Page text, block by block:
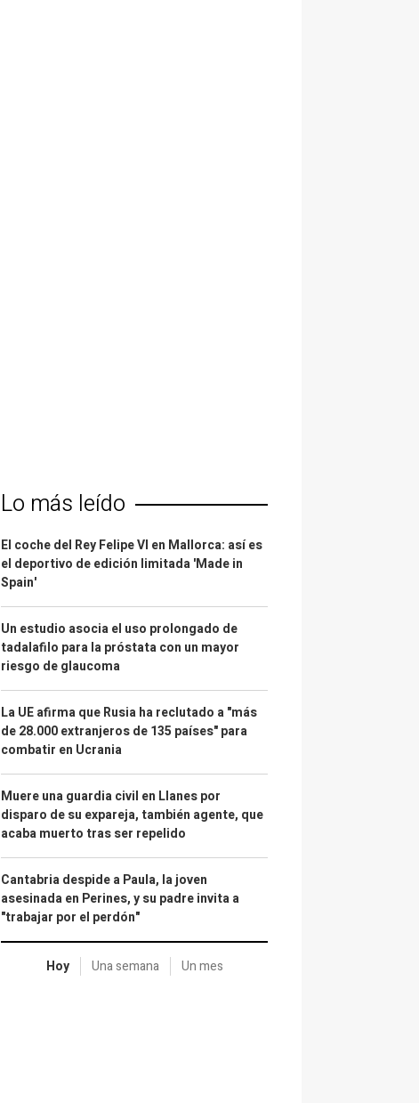
Lo más leído
El coche del Rey Felipe VI en Mallorca: así es
el deportivo de edición limitada 'Made in
Spain'
Un estudio asocia el uso prolongado de
tadalafilo para la próstata con un mayor
riesgo de glaucoma
La UE afirma que Rusia ha reclutado a "más
de 28.000 extranjeros de 135 países" para
combatir en Ucrania
Muere una guardia civil en Llanes por
disparo de su expareja, también agente, que
acaba muerto tras ser repelido
Cantabria despide a Paula, la joven
asesinada en Perines, y su padre invita a
"trabajar por el perdón"
Hoy Una semana Un mes